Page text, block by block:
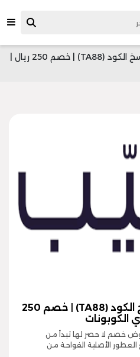
> كود خصم تطيب | انسخ الكود (TA88) | خصم 250 ريال |
كود خصم تطيب | انسخ الكود (TA88) | خصم 250
الكوبونات
خصم لا حصر لها تبدأ من
الأصلية الفواحة من